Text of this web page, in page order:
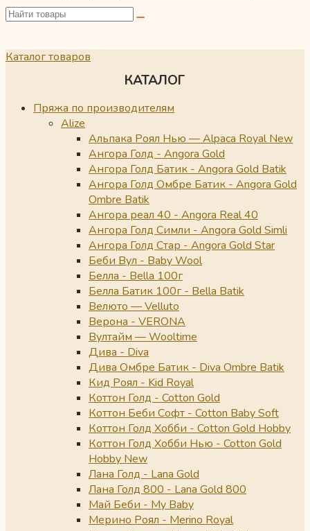
Каталог товаров
КАТАЛОГ
Пряжа по производителям
Alize
Альпака Роял Нью — Alpaca Royal New
Ангора Голд - Angora Gold
Ангора Голд Батик - Angora Gold Batik
Ангора Голд Омбре Батик - Angora Gold
Ombre Batik
Ангора реал 40 - Angora Real 40
Ангора Голд Симли - Angora Gold Simli
Ангора Голд Стар - Angora Gold Star
Беби Вул - Baby Wool
Белла - Bella 100г
Белла Батик 100г - Bella Batik
Велюто — Velluto
Верона - VERONA
Вултайм — Wooltime
Дива - Diva
Дива Омбре Батик - Diva Ombre Batik
Кид Роял - Kid Royal
Коттон Голд - Cotton Gold
Коттон Беби Софт - Cotton Baby Soft
Коттон Голд Хобби - Cotton Gold Hobby
Коттон Голд Хобби Нью - Cotton Gold
Hobby New
Лана Голд - Lana Gold
Лана Голд 800 - Lana Gold 800
Май Беби - My Baby
Мерино Роял - Merino Royal